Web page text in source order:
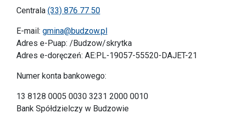
Centrala (33) 876 77 50
E-mail: gmina@budzow.pl
Adres e-Puap: /Budzow/skrytka
Adres e-doręczeń: AE:PL-19057-55520-DAJET-21
Numer konta bankowego:
13 8128 0005 0030 3231 2000 0010
Bank Spółdzielczy w Budzowie